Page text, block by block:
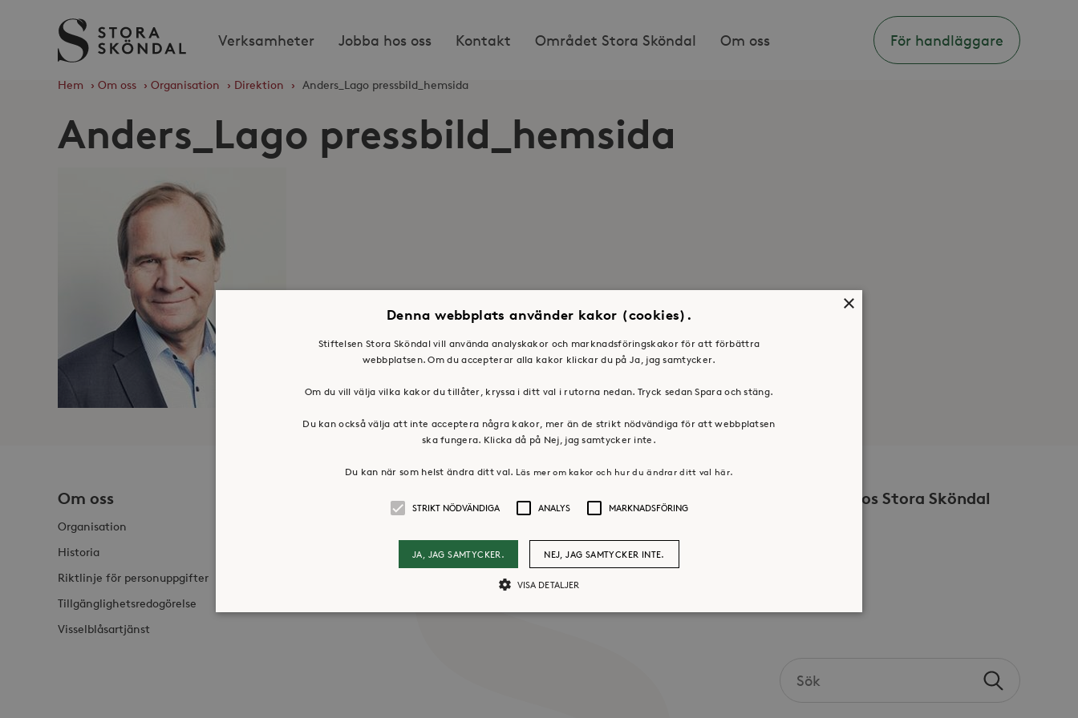
Stora
Sköndal
Verksamheter Jobba hos oss Kontakt Området Stora Sköndal Om oss För handläggare
Hem › Om oss › Organisation › Direktion › Anders_Lago pressbild_hemsida
Anders_Lago pressbild_hemsida
Om oss
Organisation
Historia
Riktlinje för personuppgifter
Tillgänglighetsredogörelse
Visselblåsartjänst
Jobba hos oss Press & mediakontakt Volontär hos Stora Sköndal
Sök
×
Denna webbplats använder kakor (cookies).
Stiftelsen Stora Sköndal vill använda analyskakor och marknadsföringskakor för att förbättra
webbplatsen. Om du accepterar alla kakor klickar du på Ja, jag samtycker.
Om du vill välja vilka kakor du tillåter, kryssa i ditt val i rutorna nedan. Tryck sedan Spara och stäng.
Du kan också välja att inte acceptera några kakor, mer än de strikt nödvändiga för att webbplatsen
ska fungera. Klicka då på Nej, jag samtycker inte.
Du kan när som helst ändra ditt val. Läs mer om kakor och hur du ändrar ditt val här.
STRIKT NÖDVÄNDIGA ANALYS MARKNADSFÖRING
JA, JAG SAMTYCKER. NEJ, JAG SAMTYCKER INTE.
VISA DETALJER
Strikt nödvändiga kakor tillåter kärnwebbplatsfunktioner som användarinloggning och kontohantering. Webbplatsen kan inte användas